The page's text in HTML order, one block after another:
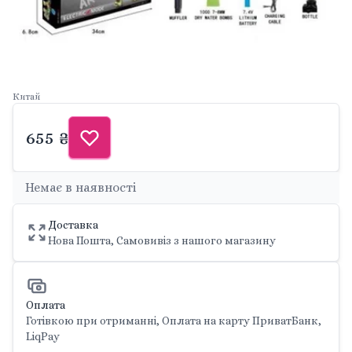
Китай
655 ₴
Немає в наявності
Доставка
Нова Пошта, Самовивіз з нашого магазину
Оплата
Готівкою при отриманні, Оплата на карту ПриватБанк,
LiqPay